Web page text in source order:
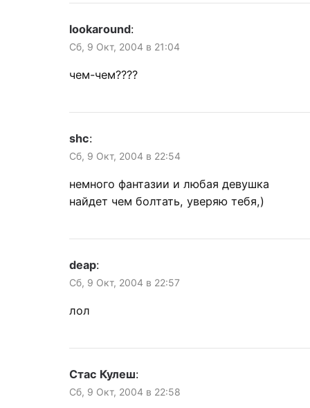
lookaround:
Сб, 9 Окт, 2004 в 21:04
чем-чем????
shc:
Сб, 9 Окт, 2004 в 22:54
немного фантазии и любая девушка
найдет чем болтать, уверяю тебя,)
deap:
Сб, 9 Окт, 2004 в 22:57
лол
Стас Кулеш:
Сб, 9 Окт, 2004 в 22:58